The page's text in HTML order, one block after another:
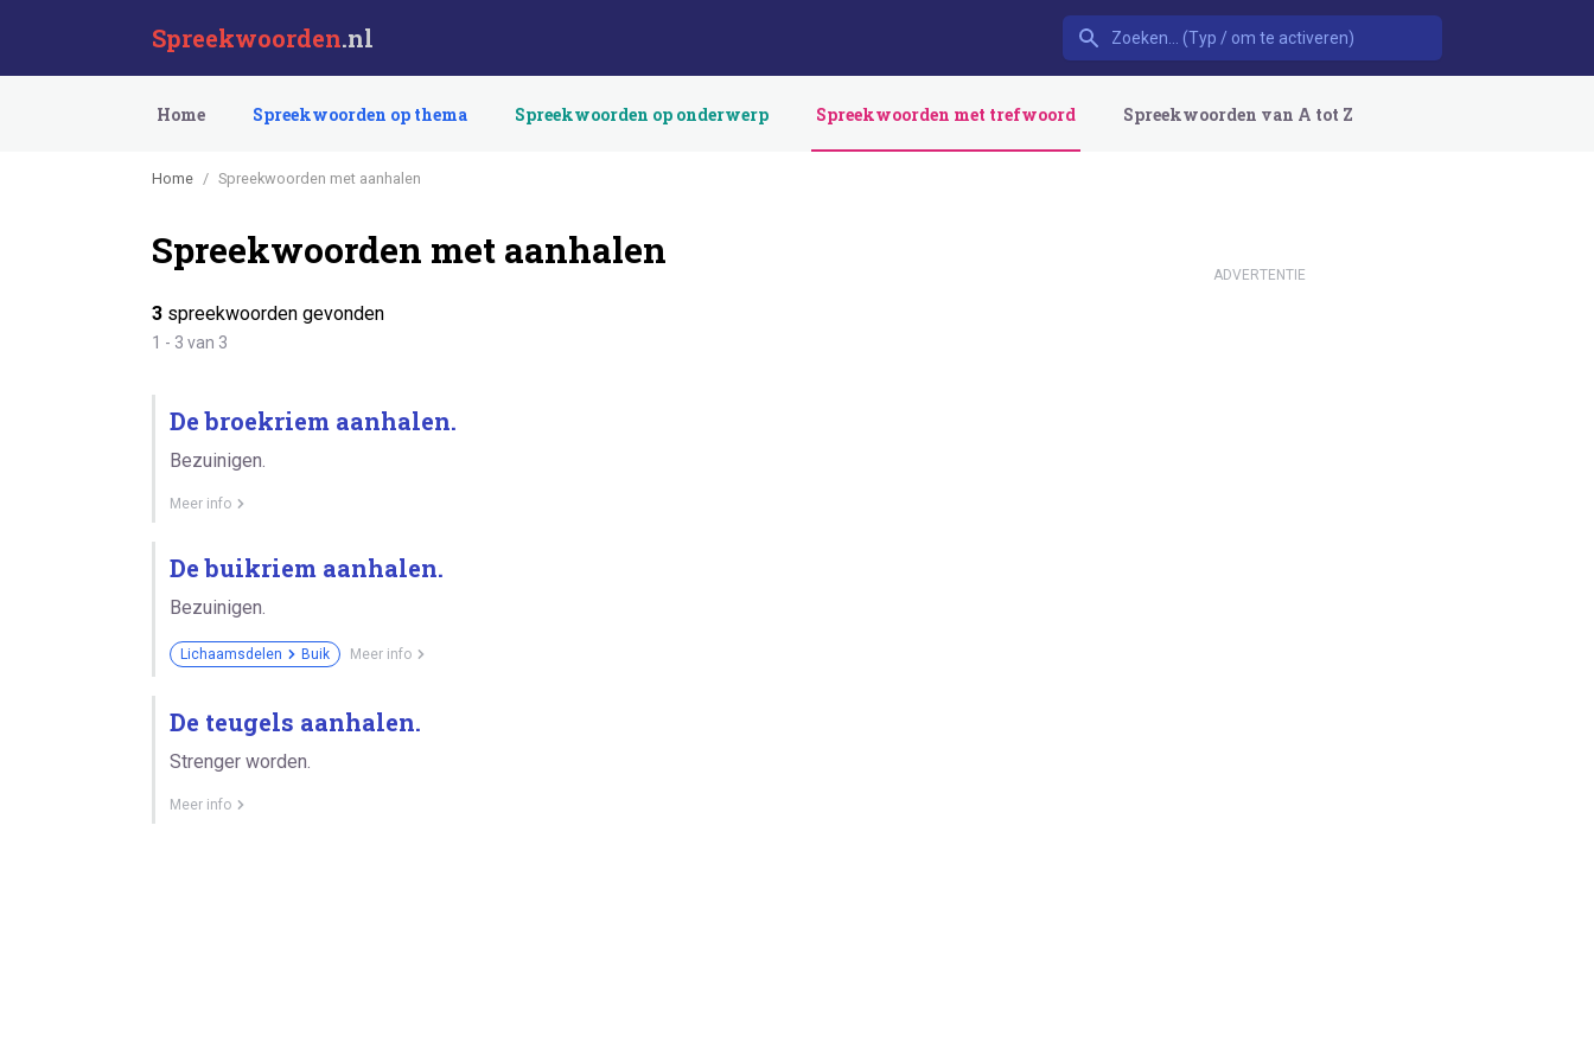
Spreekwoorden.nl
Home Spreekwoorden op thema Spreekwoorden op onderwerp Spreekwoorden met trefwoord Spreekwoorden van A tot Z
Home Spreekwoorden met aanhalen
Spreekwoorden met aanhalen
3 spreekwoorden gevonden
1 - 3 van 3
De broekriem aanhalen.
Bezuinigen.
Meer info
De buikriem aanhalen.
Bezuinigen.
Lichaamsdelen Buik Meer info
De teugels aanhalen.
Strenger worden.
Meer info
ADVERTENTIE